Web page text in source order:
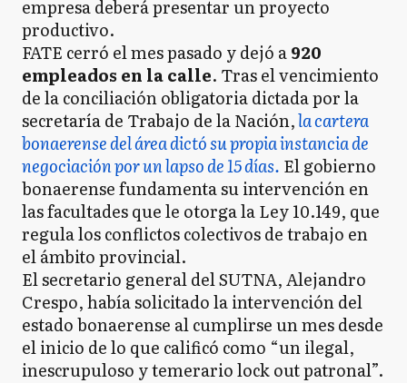
empresa deberá presentar un proyecto
productivo.
FATE cerró el mes pasado y dejó a920
empleados en la calle. Tras el vencimiento
de la conciliación obligatoria dictada por la
secretaría de Trabajo de la Nación,la cartera
bonaerense del área dictó su propia instancia de
negociación por un lapso de 15 días. El gobierno
bonaerense fundamenta su intervención en
las facultades que le otorga la Ley 10.149, que
regula los conflictos colectivos de trabajo en
el ámbito provincial.
El secretario general del SUTNA, Alejandro
Crespo, había solicitado la intervención del
estado bonaerense al cumplirse un mes desde
el inicio de lo que calificó como “un ilegal,
inescrupuloso y temerario lock out patronal”.